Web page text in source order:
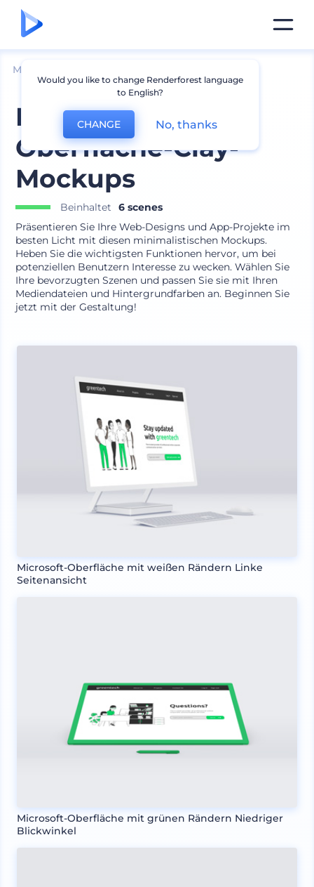
Mockups
Microsoft
Oberfläche-Clay-
Mockups
Beinhaltet
6 scenes
Präsentieren Sie Ihre Web-Designs und App-Projekte im
besten Licht mit diesen minimalistischen Mockups.
Heben Sie die wichtigsten Funktionen hervor, um bei
potenziellen Benutzern Interesse zu wecken. Wählen Sie
Ihre bevorzugten Szenen und passen Sie sie mit Ihren
Mediendateien und Hintergrundfarben an. Beginnen Sie
jetzt mit der Gestaltung!
Microsoft-Oberfläche mit weißen Rändern Linke
Seitenansicht
Microsoft-Oberfläche mit grünen Rändern Niedriger
Blickwinkel
Would you like to change Renderforest language
to English?
CHANGE No, thanks